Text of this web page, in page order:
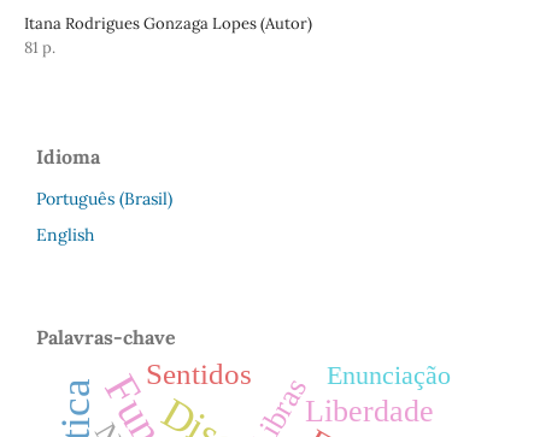
Itana Rodrigues Gonzaga Lopes (Autor)
81 p.
Idioma
Português (Brasil)
English
Palavras-chave
LibrasLiberdade
Sentidos Enunciação